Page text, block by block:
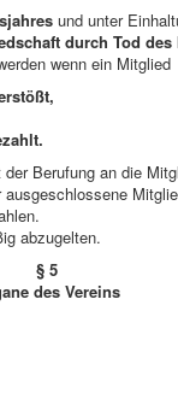
und unter
durch Tod des
wenn ein Mitglied
Berufung an die
abzugelten.
§ 5
des Vereins